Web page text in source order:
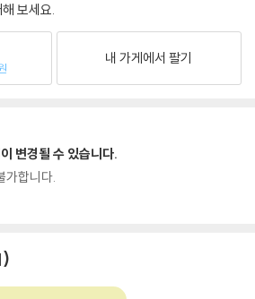
보세요.
내 가게에서 팔기
변경될 수 있습니다.
가합니다.